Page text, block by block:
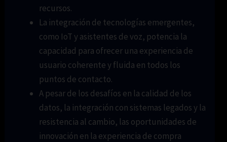
recursos.
La integración de tecnologías emergentes,
como IoT y asistentes de voz, potencia la
capacidad para ofrecer una experiencia de
usuario coherente y fluida en todos los
puntos de contacto.
A pesar de los desafíos en la calidad de los
datos, la integración con sistemas legados y la
resistencia al cambio, las oportunidades de
innovación en la experiencia de compra